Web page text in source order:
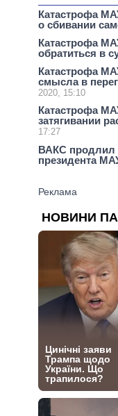
Катастрофа
о сбивании
Катастрофа
обратиться в
Катастрофа
смысла в
2020, 15:10
Катастрофа
затягивании
17:27
ВАКС продлил
президента